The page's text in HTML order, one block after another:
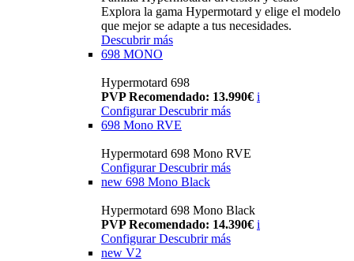
Explora la gama Hypermotard y elige el modelo
que mejor se adapte a tus necesidades.
Descubrir más
698 MONO
Hypermotard 698
PVP Recomendado: 13.990€ i
ConfigurarDescubrir más
698 Mono RVE
Hypermotard 698 Mono RVE
Configurar Descubrir más
new 698 Mono Black
Hypermotard 698 Mono Black
PVP Recomendado: 14.390€ i
Configurar Descubrir más
new V2